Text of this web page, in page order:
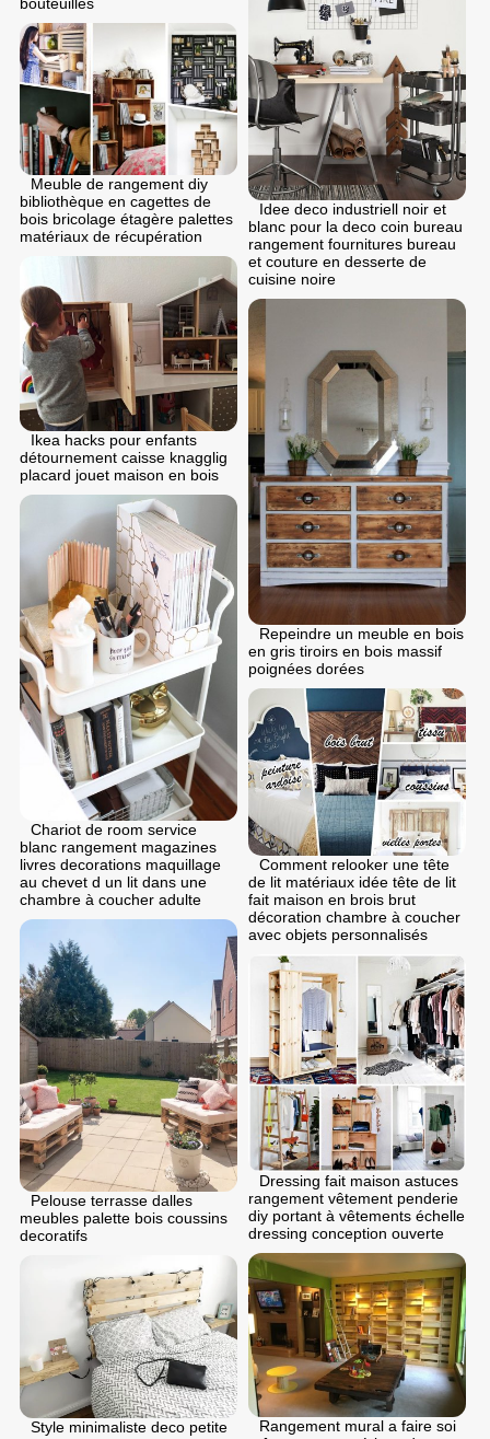
Idee deco industriell noir et
blanc pour la deco coin bureau
rangement fournitures bureau
et couture en desserte de
cuisine noire
Meuble de rangement diy
bibliothèque en cagettes de
bois bricolage étagère palettes
matériaux de récupération
Ikea hacks pour enfants
détournement caisse knagglig
placard jouet maison en bois
Repeindre un meuble en bois
en gris tiroirs en bois massif
poignées dorées
Chariot de room service
blanc rangement magazines
livres decorations maquillage
au chevet d un lit dans une
chambre à coucher adulte
Comment relooker une tête
de lit matériaux idée tête de lit
fait maison en brois brut
décoration chambre à coucher
avec objets personnalisés
Pelouse terrasse dalles
meubles palette bois coussins
decoratifs
Dressing fait maison astuces
rangement vêtement penderie
diy portant à vêtements échelle
dressing conception ouverte
Rangement mural a faire soi
Style minimaliste deco petite